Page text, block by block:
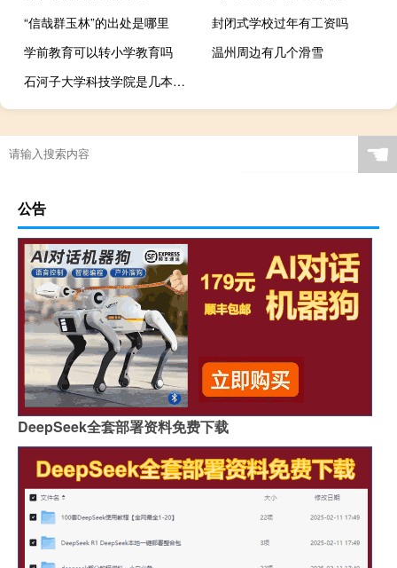
“信哉群玉林”的出处是哪里
封闭式学校过年有工资吗
学前教育可以转小学教育吗
温州周边有几个滑雪
石河子大学科技学院是几本大学
☚
公告
DeepSeek全套部署资料免费下载